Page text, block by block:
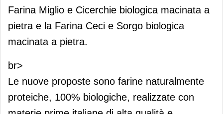
Farina Miglio e Cicerchie biologica macinata a
pietra e la Farina Ceci e Sorgo biologica
macinata a pietra.
br>
Le nuove proposte sono farine naturalmente
proteiche, 100% biologiche, realizzate con